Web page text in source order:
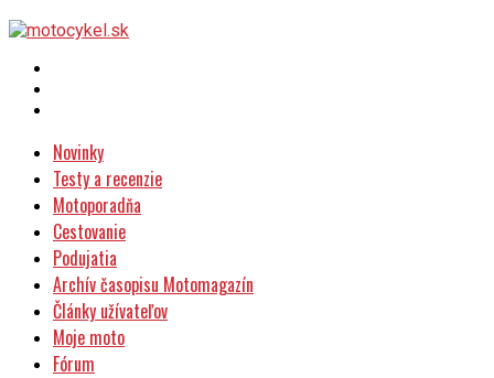
Novinky
Testy a recenzie
Motoporadňa
Cestovanie
Podujatia
Archív časopisu Motomagazín
Články užívateľov
Moje moto
Fórum